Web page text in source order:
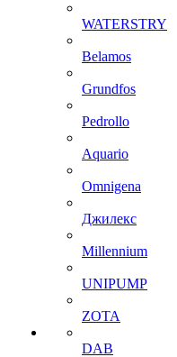
WATERSTRY
Belamos
Grundfos
Pedrollo
Aquario
Omnigena
Джилекс
Millennium
UNIPUMP
ZOTA
DAB